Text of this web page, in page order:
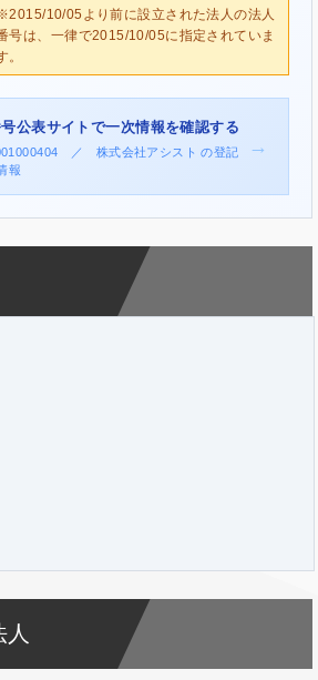
10/05より前に設立された法人の法人
号は、一律で2015/10/05に指定されていま
。
公表サイトで一次情報を確認する
／ 株式会社アシスト の登記
報
→